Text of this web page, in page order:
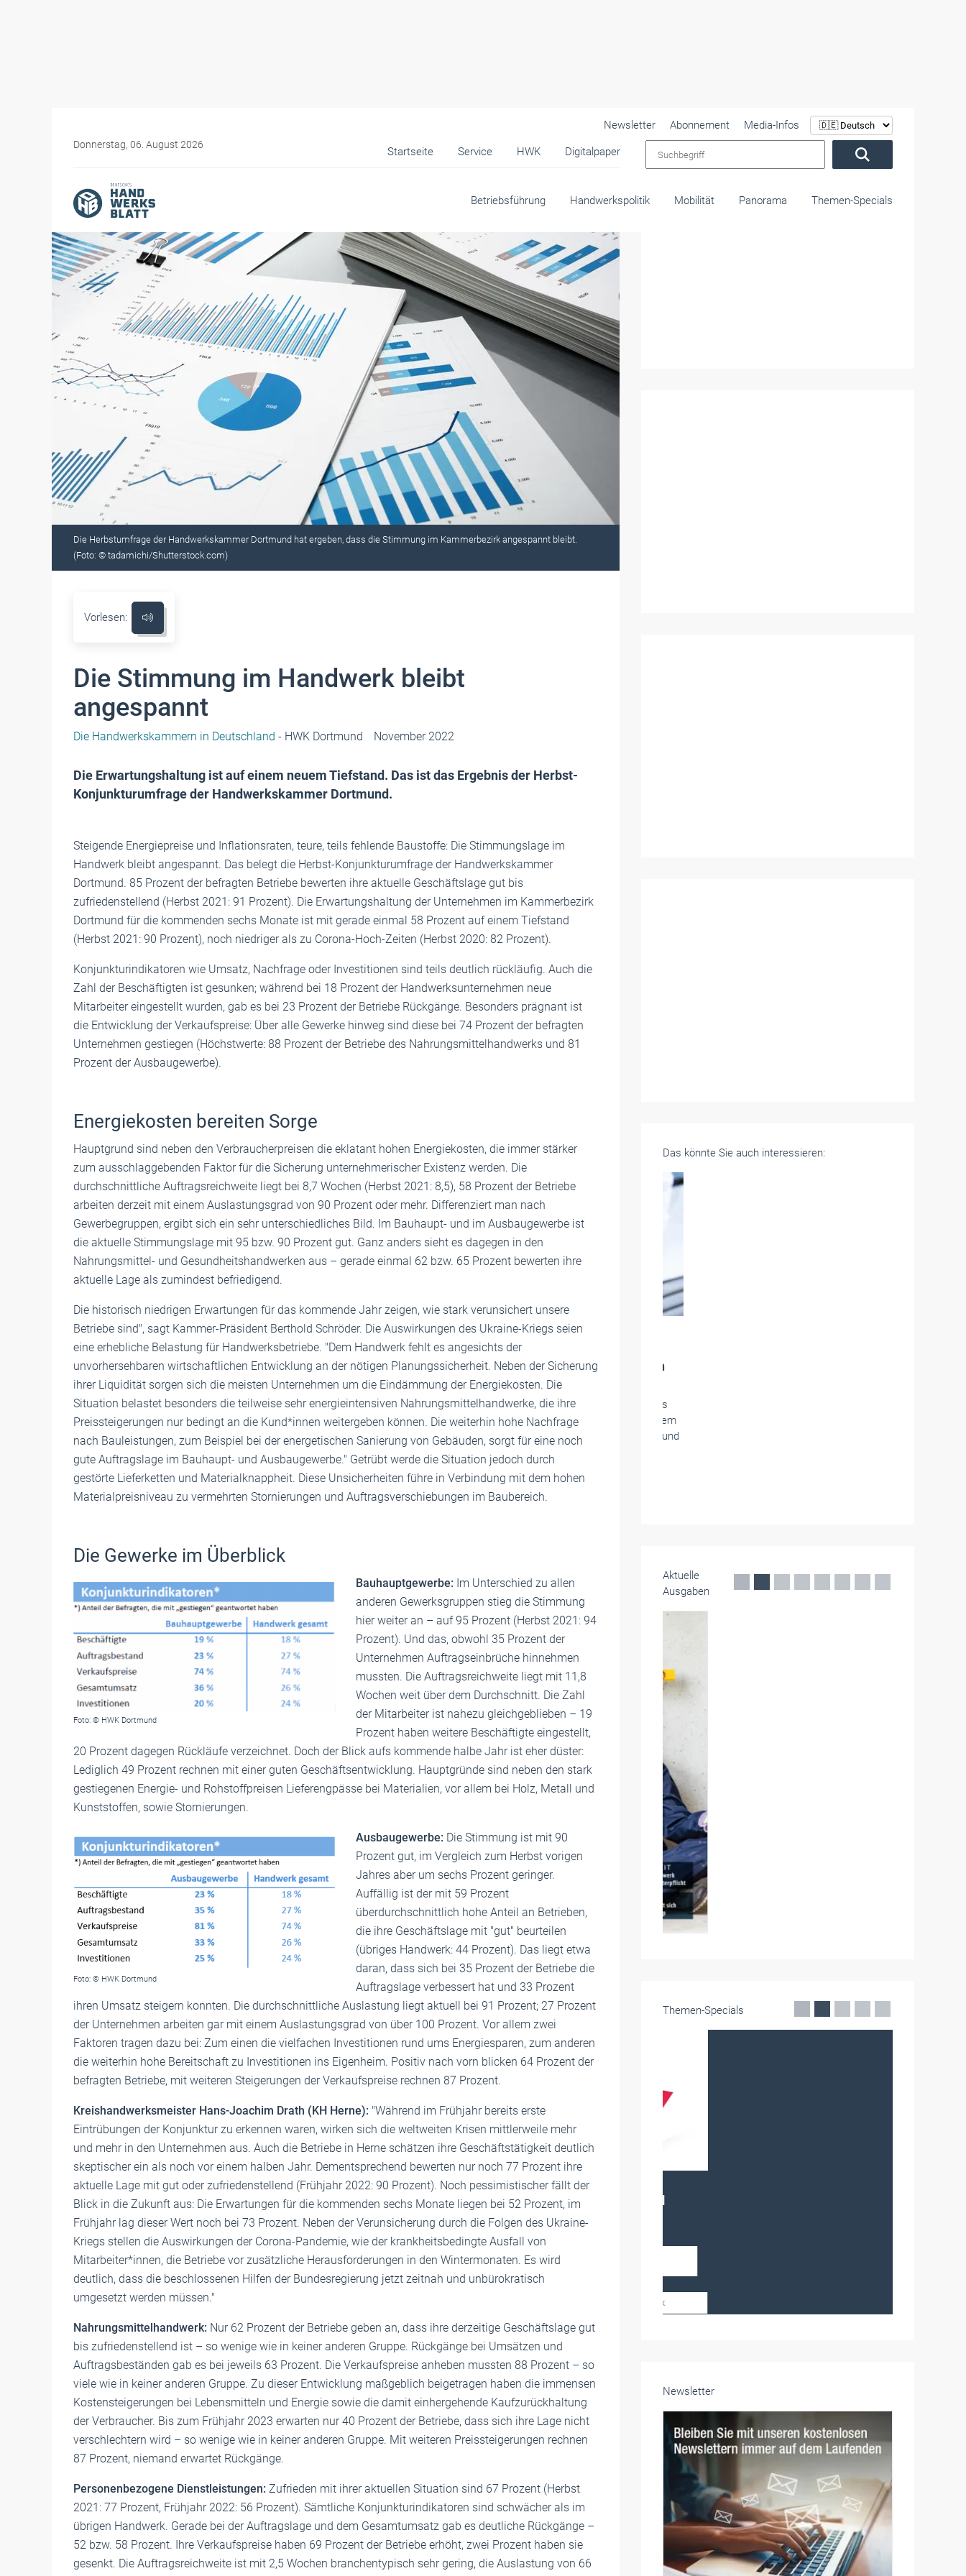
Donnerstag, 06. August 2026
Startseite Service HWK Digitalpaper
Newsletter Abonnement
Media-Infos
Betriebsführung Handwerkspolitik Mobilität Panorama Themen-Specials
Die Herbstumfrage der Handwerkskammer Dortmund hat ergeben, dass die Stimmung im Kammerbezirk angespannt bleibt.
(Foto: © tadamichi/Shutterstock.com)
Vorlesen:
Die Stimmung im Handwerk bleibt
angespannt
Die Handwerkskammern in Deutschland - HWK Dortmund November 2022
Die Erwartungshaltung ist auf einem neuem Tiefstand. Das ist das Ergebnis der Herbst-
Konjunkturumfrage der Handwerkskammer Dortmund.
Steigende Energiepreise und Inflationsraten, teure, teils fehlende Baustoffe: Die Stimmungslage im
Handwerk bleibt angespannt. Das belegt die Herbst-Konjunkturumfrage der Handwerkskammer
Dortmund. 85 Prozent der befragten Betriebe bewerten ihre aktuelle Geschäftslage gut bis
zufriedenstellend (Herbst 2021: 91 Prozent). Die Erwartungshaltung der Unternehmen im Kammerbezirk
Dortmund für die kommenden sechs Monate ist mit gerade einmal 58 Prozent auf einem Tiefstand
(Herbst 2021: 90 Prozent), noch niedriger als zu Corona-Hoch-Zeiten (Herbst 2020: 82 Prozent).
Konjunkturindikatoren wie Umsatz, Nachfrage oder Investitionen sind teils deutlich rückläufig. Auch die
Zahl der Beschäftigten ist gesunken; während bei 18 Prozent der Handwerksunternehmen neue
Mitarbeiter eingestellt wurden, gab es bei 23 Prozent der Betriebe Rückgänge. Besonders prägnant ist
die Entwicklung der Verkaufspreise: Über alle Gewerke hinweg sind diese bei 74 Prozent der befragten
Unternehmen gestiegen (Höchstwerte: 88 Prozent der Betriebe des Nahrungsmittelhandwerks und 81
Prozent der Ausbaugewerbe).
Energiekosten bereiten Sorge
Hauptgrund sind neben den Verbraucherpreisen die eklatant hohen Energiekosten, die immer stärker
zum ausschlaggebenden Faktor für die Sicherung unternehmerischer Existenz werden. Die
durchschnittliche Auftragsreichweite liegt bei 8,7 Wochen (Herbst 2021: 8,5), 58 Prozent der Betriebe
arbeiten derzeit mit einem Auslastungsgrad von 90 Prozent oder mehr. Differenziert man nach
Gewerbegruppen, ergibt sich ein sehr unterschiedliches Bild. Im Bauhaupt- und im Ausbaugewerbe ist
die aktuelle Stimmungslage mit 95 bzw. 90 Prozent gut. Ganz anders sieht es dagegen in den
Nahrungsmittel- und Gesundheitshandwerken aus – gerade einmal 62 bzw. 65 Prozent bewerten ihre
aktuelle Lage als zumindest befriedigend.
Die historisch niedrigen Erwartungen für das kommende Jahr zeigen, wie stark verunsichert unsere
Betriebe sind", sagt Kammer-Präsident Berthold Schröder. Die Auswirkungen des Ukraine-Kriegs seien
eine erhebliche Belastung für Handwerksbetriebe. "Dem Handwerk fehlt es angesichts der
unvorhersehbaren wirtschaftlichen Entwicklung an der nötigen Planungssicherheit. Neben der Sicherung
ihrer Liquidität sorgen sich die meisten Unternehmen um die Eindämmung der Energiekosten. Die
Situation belastet besonders die teilweise sehr energieintensiven Nahrungsmittelhandwerke, die ihre
Preissteigerungen nur bedingt an die Kund*innen weitergeben können. Die weiterhin hohe Nachfrage
nach Bauleistungen, zum Beispiel bei der energetischen Sanierung von Gebäuden, sorgt für eine noch
gute Auftragslage im Bauhaupt- und Ausbaugewerbe." Getrübt werde die Situation jedoch durch
gestörte Lieferketten und Materialknappheit. Diese Unsicherheiten führe in Verbindung mit dem hohen
Materialpreisniveau zu vermehrten Stornierungen und Auftragsverschiebungen im Baubereich.
Die Gewerke im Überblick
Foto: © HWK Dortmund
Bauhauptgewerbe: Im Unterschied zu allen
anderen Gewerksgruppen stieg die Stimmung
hier weiter an – auf 95 Prozent (Herbst 2021: 94
Prozent). Und das, obwohl 35 Prozent der
Unternehmen Auftragseinbrüche hinnehmen
mussten. Die Auftragsreichweite liegt mit 11,8
Wochen weit über dem Durchschnitt. Die Zahl
der Mitarbeiter ist nahezu gleichgeblieben – 19
Prozent haben weitere Beschäftigte eingestellt,
20 Prozent dagegen Rückläufe verzeichnet. Doch der Blick aufs kommende halbe Jahr ist eher düster:
Lediglich 49 Prozent rechnen mit einer guten Geschäftsentwicklung. Hauptgründe sind neben den stark
gestiegenen Energie- und Rohstoffpreisen Lieferengpässe bei Materialien, vor allem bei Holz, Metall und
Kunststoffen, sowie Stornierungen.
Foto: © HWK Dortmund
Ausbaugewerbe: Die Stimmung ist mit 90
Prozent gut, im Vergleich zum Herbst vorigen
Jahres aber um sechs Prozent geringer.
Auffällig ist der mit 59 Prozent
überdurchschnittlich hohe Anteil an Betrieben,
die ihre Geschäftslage mit "gut" beurteilen
(übriges Handwerk: 44 Prozent). Das liegt etwa
daran, dass sich bei 35 Prozent der Betriebe die
Auftragslage verbessert hat und 33 Prozent
ihren Umsatz steigern konnten. Die durchschnittliche Auslastung liegt aktuell bei 91 Prozent; 27 Prozent
der Unternehmen arbeiten gar mit einem Auslastungsgrad von über 100 Prozent. Vor allem zwei
Faktoren tragen dazu bei: Zum einen die vielfachen Investitionen rund ums Energiesparen, zum anderen
die weiterhin hohe Bereitschaft zu Investitionen ins Eigenheim. Positiv nach vorn blicken 64 Prozent der
befragten Betriebe, mit weiteren Steigerungen der Verkaufspreise rechnen 87 Prozent.
Kreishandwerksmeister Hans-Joachim Drath (KH Herne): "Während im Frühjahr bereits erste
Eintrübungen der Konjunktur zu erkennen waren, wirken sich die weltweiten Krisen mittlerweile mehr
und mehr in den Unternehmen aus. Auch die Betriebe in Herne schätzen ihre Geschäftstätigkeit deutlich
skeptischer ein als noch vor einem halben Jahr. Dementsprechend bewerten nur noch 77 Prozent ihre
aktuelle Lage mit gut oder zufriedenstellend (Frühjahr 2022: 90 Prozent). Noch pessimistischer fällt der
Blick in die Zukunft aus: Die Erwartungen für die kommenden sechs Monate liegen bei 52 Prozent, im
Frühjahr lag dieser Wert noch bei 73 Prozent. Neben der Verunsicherung durch die Folgen des Ukraine-
Kriegs stellen die Auswirkungen der Corona-Pandemie, wie der krankheitsbedingte Ausfall von
Mitarbeiter*innen, die Betriebe vor zusätzliche Herausforderungen in den Wintermonaten. Es wird
deutlich, dass die beschlossenen Hilfen der Bundesregierung jetzt zeitnah und unbürokratisch
umgesetzt werden müssen."
Nahrungsmittelhandwerk: Nur 62 Prozent der Betriebe geben an, dass ihre derzeitige Geschäftslage gut
bis zufriedenstellend ist – so wenige wie in keiner anderen Gruppe. Rückgänge bei Umsätzen und
Auftragsbeständen gab es bei jeweils 63 Prozent. Die Verkaufspreise anheben mussten 88 Prozent – so
viele wie in keiner anderen Gruppe. Zu dieser Entwicklung maßgeblich beigetragen haben die immensen
Kostensteigerungen bei Lebensmitteln und Energie sowie die damit einhergehende Kaufzurückhaltung
der Verbraucher. Bis zum Frühjahr 2023 erwarten nur 40 Prozent der Betriebe, dass sich ihre Lage nicht
verschlechtern wird – so wenige wie in keiner anderen Gruppe. Mit weiteren Preissteigerungen rechnen
87 Prozent, niemand erwartet Rückgänge.
Personenbezogene Dienstleistungen: Zufrieden mit ihrer aktuellen Situation sind 67 Prozent (Herbst
2021: 77 Prozent, Frühjahr 2022: 56 Prozent). Sämtliche Konjunkturindikatoren sind schwächer als im
übrigen Handwerk. Gerade bei der Auftragslage und dem Gesamtumsatz gab es deutliche Rückgänge –
52 bzw. 58 Prozent. Ihre Verkaufspreise haben 69 Prozent der Betriebe erhöht, zwei Prozent haben sie
gesenkt. Die Auftragsreichweite ist mit 2,5 Wochen branchentypisch sehr gering, die Auslastung von 66
Das könnte Sie auch interessieren:
des Saarlandes
Bis spätestens 28. August müssen die Anträge
auf Zulassung zu den Gesellen- und
Aktuelle
Ausgaben
Themen-Specials
Frauen im Handwerk
Unsere Themen-Specials im Überblick
Newsletter